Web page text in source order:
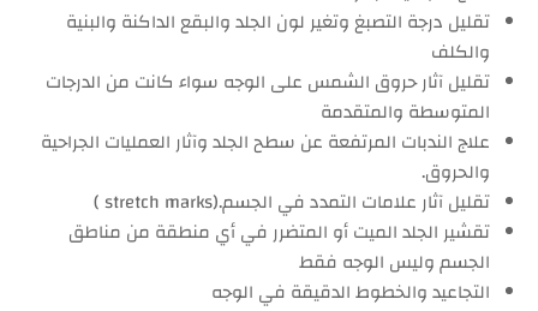
تقليل درجة التصبغ وتغير لون الجلد والبقع الداكنة والبنية
والكلف
تقليل آثار حروق الشمس على الوجه سواء كانت من الدرجات
المتوسطة والمتقدمة
علاج الندبات المرتفعة عن سطح الجلد وآثار العمليات الجراحية
والحروق.
تقليل آثار علامات التمدد في الجسم.(stretch marks )
تقشير الجلد الميت أو المتضرر في أي منطقة من مناطق
الجسم وليس الوجه فقط
التجاعيد والخطوط الدقيقة في الوجه